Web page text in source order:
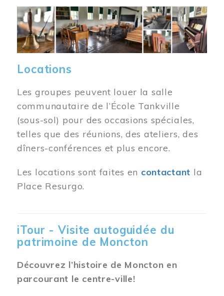
Image
Locations
Les groupes peuvent louer la salle
communautaire de l’École Tankville
(sous-sol) pour des occasions spéciales,
telles que des réunions, des ateliers, des
dîners-conférences et plus encore.
Les locations sont faites en contactant la
Place Resurgo.
iTour - Visite autoguidée du
patrimoine de Moncton
Découvrez l’histoire de Moncton en
parcourant le centre-ville!